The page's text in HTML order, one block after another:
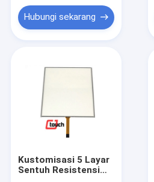
Hubungi sekarang
Kustomisasi 5 Layar
Sentuh Resistensi